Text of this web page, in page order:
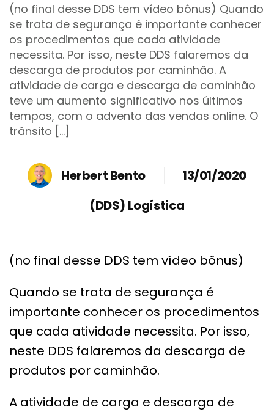
(no final desse DDS tem vídeo bônus) Quando
se trata de segurança é importante conhecer
os procedimentos que cada atividade
necessita. Por isso, neste DDS falaremos da
descarga de produtos por caminhão. A
atividade de carga e descarga de caminhão
teve um aumento significativo nos últimos
tempos, com o advento das vendas online. O
trânsito […]
Herbert Bento
13/01/2020
(DDS) Logística
(no final desse DDS tem vídeo bônus)
Quando se trata de segurança é
importante conhecer os procedimentos
que cada atividade necessita. Por isso,
neste DDS falaremos da descarga de
produtos por caminhão.
A atividade de carga e descarga de